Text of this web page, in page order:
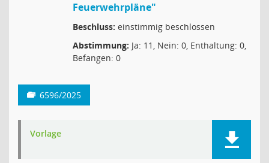
Feuerwehrpläne"
Beschluss: einstimmig beschlossen
Abstimmung: Ja: 11, Nein: 0, Enthaltung: 0,
Befangen: 0
6596/2025
Vorlage